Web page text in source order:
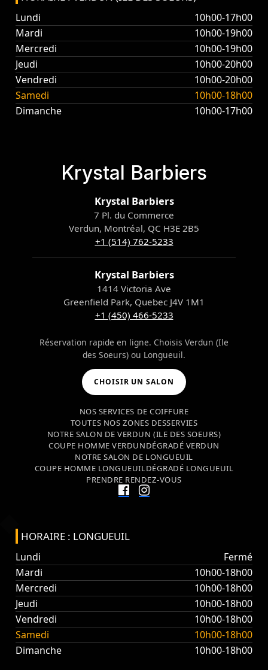
Lundi
10h00-17h00
Mardi
10h00-19h00
Mercredi
10h00-19h00
Jeudi
10h00-20h00
Vendredi
10h00-20h00
Samedi
10h00-18h00
Dimanche
10h00-17h00
Krystal Barbiers
Krystal Barbiers
7 Pl. du Commerce
Verdun, Montréal, QC H3E 2B5
+1 (514) 762-5233
Krystal Barbiers
1414 Victoria Ave
Greenfield Park, Quebec J4V 1M1
+1 (450) 466-5233
Réservation rapide en ligne. Choisis Verdun (Ile
des Soeurs) ou Longueuil.
CHOISIR UN SALON
NOS SERVICES DE COIFFURE
TOUTES NOS ZONES DESSERVIES
NOTRE SALON DE VERDUN (ILE DES SOEURS)
COUPE HOMME VERDUNDÉGRADÉ VERDUN
NOTRE SALON DE LONGUEUIL
COUPE HOMME LONGUEUILDÉGRADÉ LONGUEUIL
PRENDRE RENDEZ-VOUS
HORAIRE : LONGUEUIL
Lundi
Fermé
Mardi
10h00-18h00
Mercredi
10h00-18h00
Jeudi
10h00-18h00
Vendredi
10h00-18h00
Samedi
10h00-18h00
Dimanche
10h00-18h00